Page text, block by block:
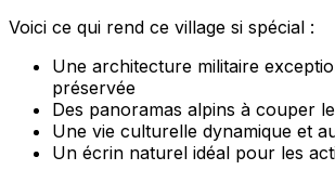
Voici ce qui rend ce village si spécial :
Une architecture militaire
préservée
Des panoramas alpins à couper
Une vie culturelle dynamique et
Un écrin naturel idéal pour les